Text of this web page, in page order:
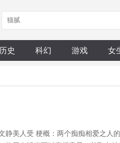
历史 科幻 游戏 女
静美人受 梗概：两个痴痴相爱之人